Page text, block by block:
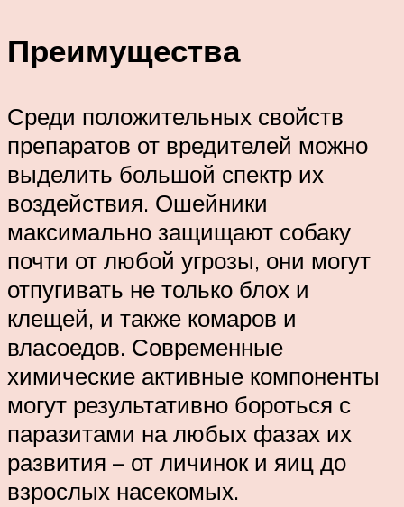
Преимущества
Среди положительных свойств
препаратов от вредителей можно
выделить большой спектр их
воздействия. Ошейники
максимально защищают собаку
почти от любой угрозы, они могут
отпугивать не только блох и
клещей, и также комаров и
власоедов. Современные
химические активные компоненты
могут результативно бороться с
паразитами на любых фазах их
развития – от личинок и яиц до
взрослых насекомых.